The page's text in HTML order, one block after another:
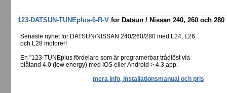
123-DATSUN-TUNEplus-6-R-V for Datsun / Nissan 240, 260 och
Senaste nyhet för DATSUN/NISSAN 240/260/280 med L24, L26
och L28 motorer!
En "123-TUNEplus fördelare som är programerbar trådlöst via
blåtand 4.0 (low energy) med IOS eller Android > 4.3 app.
mera info, installationsmanual och pris